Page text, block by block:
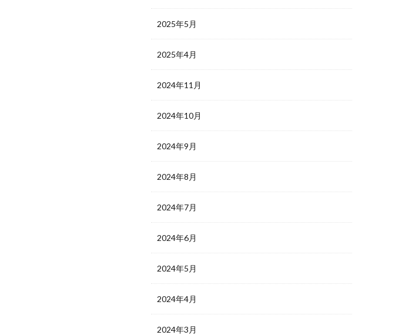
2025年5月
2025年4月
2024年11月
2024年10月
2024年9月
2024年8月
2024年7月
2024年6月
2024年5月
2024年4月
2024年3月